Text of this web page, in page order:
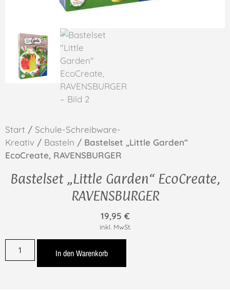
Start / Schule-Schreibware-
Kreativ / Basteln / Bastelset „Little Garden“
EcoCreate, RAVENSBURGER
Bastelset „Little Garden“ EcoCreate,
RAVENSBURGER
19,95 €
inkl. MwSt.
In den Warenkorb